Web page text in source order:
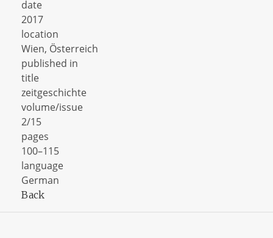
date
2017
location
Wien, Österreich
published in
title
zeitgeschichte
volume/issue
2/15
pages
100–115
language
German
Back